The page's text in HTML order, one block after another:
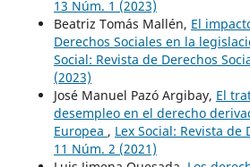
13 Núm. 1 (2023)
Beatriz Tomás Mallén, El
Derechos Sociales en la
Social: Revista de Derechos
(2023)
José Manuel Pazó Argibay, El
desempleo en el derecho
Europea , Lex Social: Revista de
11 Núm. 2 (2021)